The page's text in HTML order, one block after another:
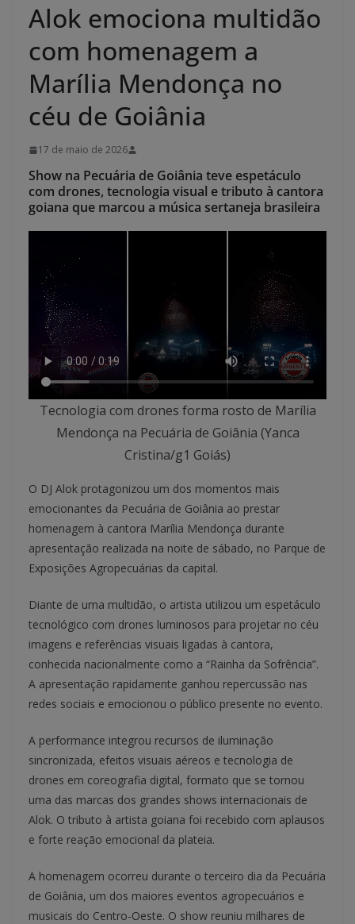
Alok emociona multidão
com homenagem a
Marília Mendonça no
céu de Goiânia
17 de maio de 2026
Show na Pecuária de Goiânia teve espetáculo
com drones, tecnologia visual e tributo à cantora
goiana que marcou a música sertaneja brasileira
Tecnologia com drones forma rosto de Marília
Mendonça na Pecuária de Goiânia (Yanca
Cristina/g1 Goiás)
O DJ Alok protagonizou um dos momentos mais
emocionantes da Pecuária de Goiânia ao prestar
homenagem à cantora Marília Mendonça durante
apresentação realizada na noite de sábado, no Parque de
Exposições Agropecuárias da capital.
Diante de uma multidão, o artista utilizou um espetáculo
tecnológico com drones luminosos para projetar no céu
imagens e referências visuais ligadas à cantora,
conhecida nacionalmente como a “Rainha da Sofrência”.
A apresentação rapidamente ganhou repercussão nas
redes sociais e emocionou o público presente no evento.
A performance integrou recursos de iluminação
sincronizada, efeitos visuais aéreos e tecnologia de
drones em coreografia digital, formato que se tornou
uma das marcas dos grandes shows internacionais de
Alok. O tributo à artista goiana foi recebido com aplausos
e forte reação emocional da plateia.
A homenagem ocorreu durante o terceiro dia da Pecuária
de Goiânia, um dos maiores eventos agropecuários e
musicais do Centro-Oeste. O show reuniu milhares de